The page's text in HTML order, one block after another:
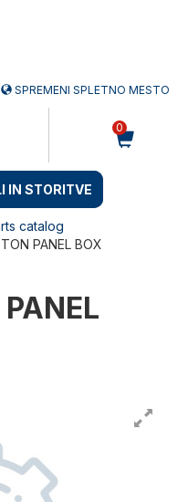
SPREMENI SPLETNO MESTO
0
IN STORITVE
catalog
PANEL BOX